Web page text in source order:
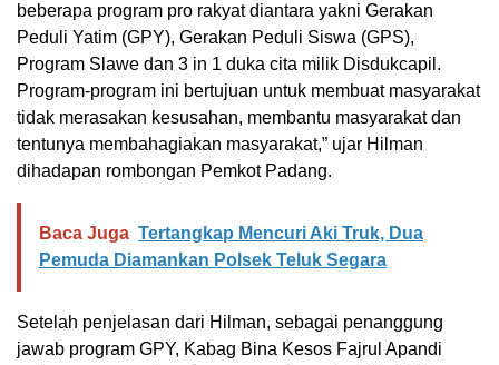
beberapa program pro rakyat diantara yakni Gerakan
Peduli Yatim (GPY), Gerakan Peduli Siswa (GPS),
Program Slawe dan 3 in 1 duka cita milik Disdukcapil.
Program-program ini bertujuan untuk membuat masyarakat
tidak merasakan kesusahan, membantu masyarakat dan
tentunya membahagiakan masyarakat,” ujar Hilman
dihadapan rombongan Pemkot Padang.
Baca Juga Tertangkap Mencuri Aki Truk, Dua
Pemuda Diamankan Polsek Teluk Segara
Setelah penjelasan dari Hilman, sebagai penanggung
jawab program GPY, Kabag Bina Kesos Fajrul Apandi